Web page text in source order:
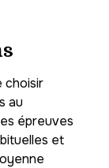
choisir
au
épreuves
et